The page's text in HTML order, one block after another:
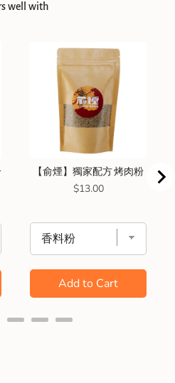
well with
【俞煙】獨家配方 烤肉粉
Price
$13.00
Add to Cart